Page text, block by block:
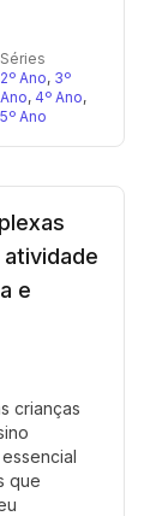
Séries
2º Ano, 3º
Ano, 4º Ano,
5º Ano
e
crianças
que